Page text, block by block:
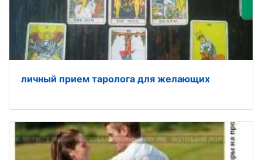
личный прием таролога для желающих